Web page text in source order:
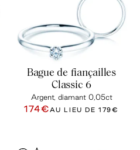
Bague de fiançailles
Classic 6
Argent, diamant 0,05ct
174€AU LIEU DE179€